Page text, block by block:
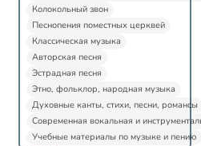
Колокольный звон
Песнопения поместных церквей
Классическая музыка
Авторская песня
Эстрадная песня
Этно, фольклор, народная музыка
Духовные канты, стихи, песни, романсы
Современная вокальная и
Учебные материалы по музыке и пению